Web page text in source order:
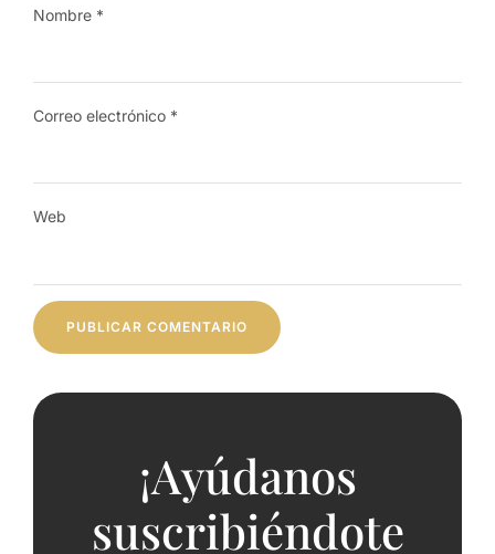
Nombre *
Correo electrónico *
Web
¡Ayúdanos
suscribiéndote